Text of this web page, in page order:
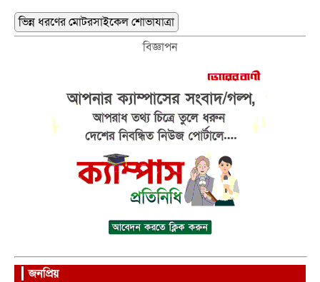
ভিন্ন ধরণের মোটরসাইকেল শোভাযাত্রা
বিজ্ঞাপন
জনপ্রিয়